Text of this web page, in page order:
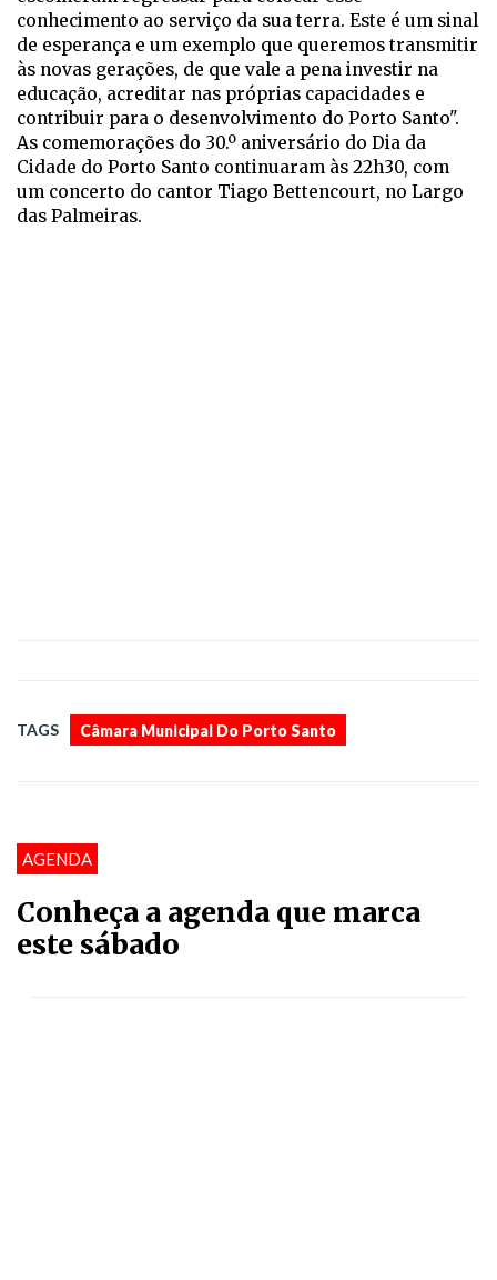
conhecimento ao serviço da sua terra. Este é um sinal
de esperança e um exemplo que queremos transmitir
às novas gerações, de que vale a pena investir na
educação, acreditar nas próprias capacidades e
contribuir para o desenvolvimento do Porto Santo".
As comemorações do 30.º aniversário do Dia da
Cidade do Porto Santo continuaram às 22h30, com
um concerto do cantor Tiago Bettencourt, no Largo
das Palmeiras.
TAGS Câmara Municipal Do Porto Santo
AGENDA
Conheça a agenda que marca
este sábado